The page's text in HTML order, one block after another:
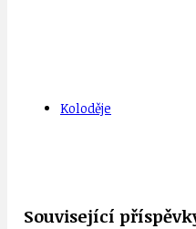
Koloděje
Související